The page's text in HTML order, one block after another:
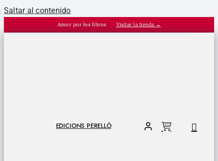
Saltar al contenido
Amor por los libros Visitar la tienda →
EDICIONS PERELLÓ